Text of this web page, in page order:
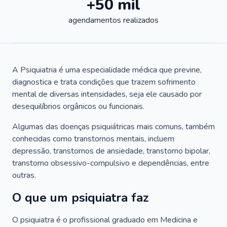
+50 mil
agendamentos realizados
A Psiquiatria é uma especialidade médica que previne,
diagnostica e trata condições que trazem sofrimento
mental de diversas intensidades, seja ele causado por
desequilíbrios orgânicos ou funcionais.
Algumas das doenças psiquiátricas mais comuns, também
conhecidas como transtornos mentais, incluem
depressão, transtornos de ansiedade, transtorno bipolar,
transtorno obsessivo-compulsivo e dependências, entre
outras.
O que um psiquiatra faz
O psiquiatra é o profissional graduado em Medicina e